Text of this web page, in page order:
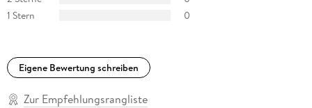
1 Stern
0
Eigene Bewertung schreiben
Zur Empfehlungsrangliste